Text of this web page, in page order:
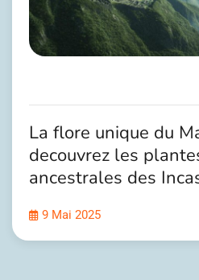
La flore unique du
decouvrez les
ancestrales des
9 Mai 2025